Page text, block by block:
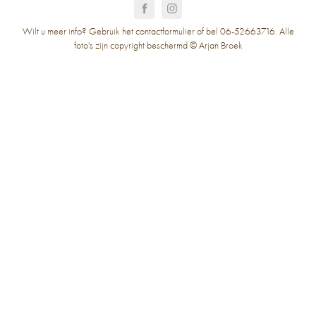
Wilt u meer info? Gebruik het contactformulier of bel 06-52663716. Alle
foto's zijn copyright beschermd © Arjan Broek